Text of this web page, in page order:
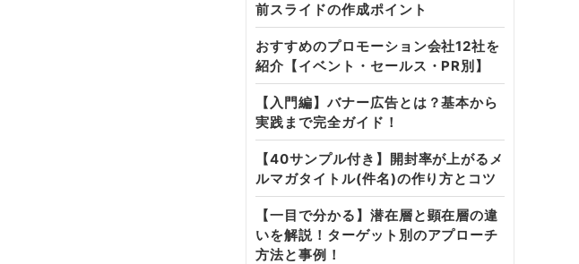
前スライドの作成ポイント
おすすめのプロモーション会社12社を
紹介【イベント・セールス・PR別】
【入門編】バナー広告とは？基本から
実践まで完全ガイド！
【40サンプル付き】開封率が上がるメ
ルマガタイトル(件名)の作り方とコツ
【一目で分かる】潜在層と顕在層の違
いを解説！ターゲット別のアプローチ
方法と事例！